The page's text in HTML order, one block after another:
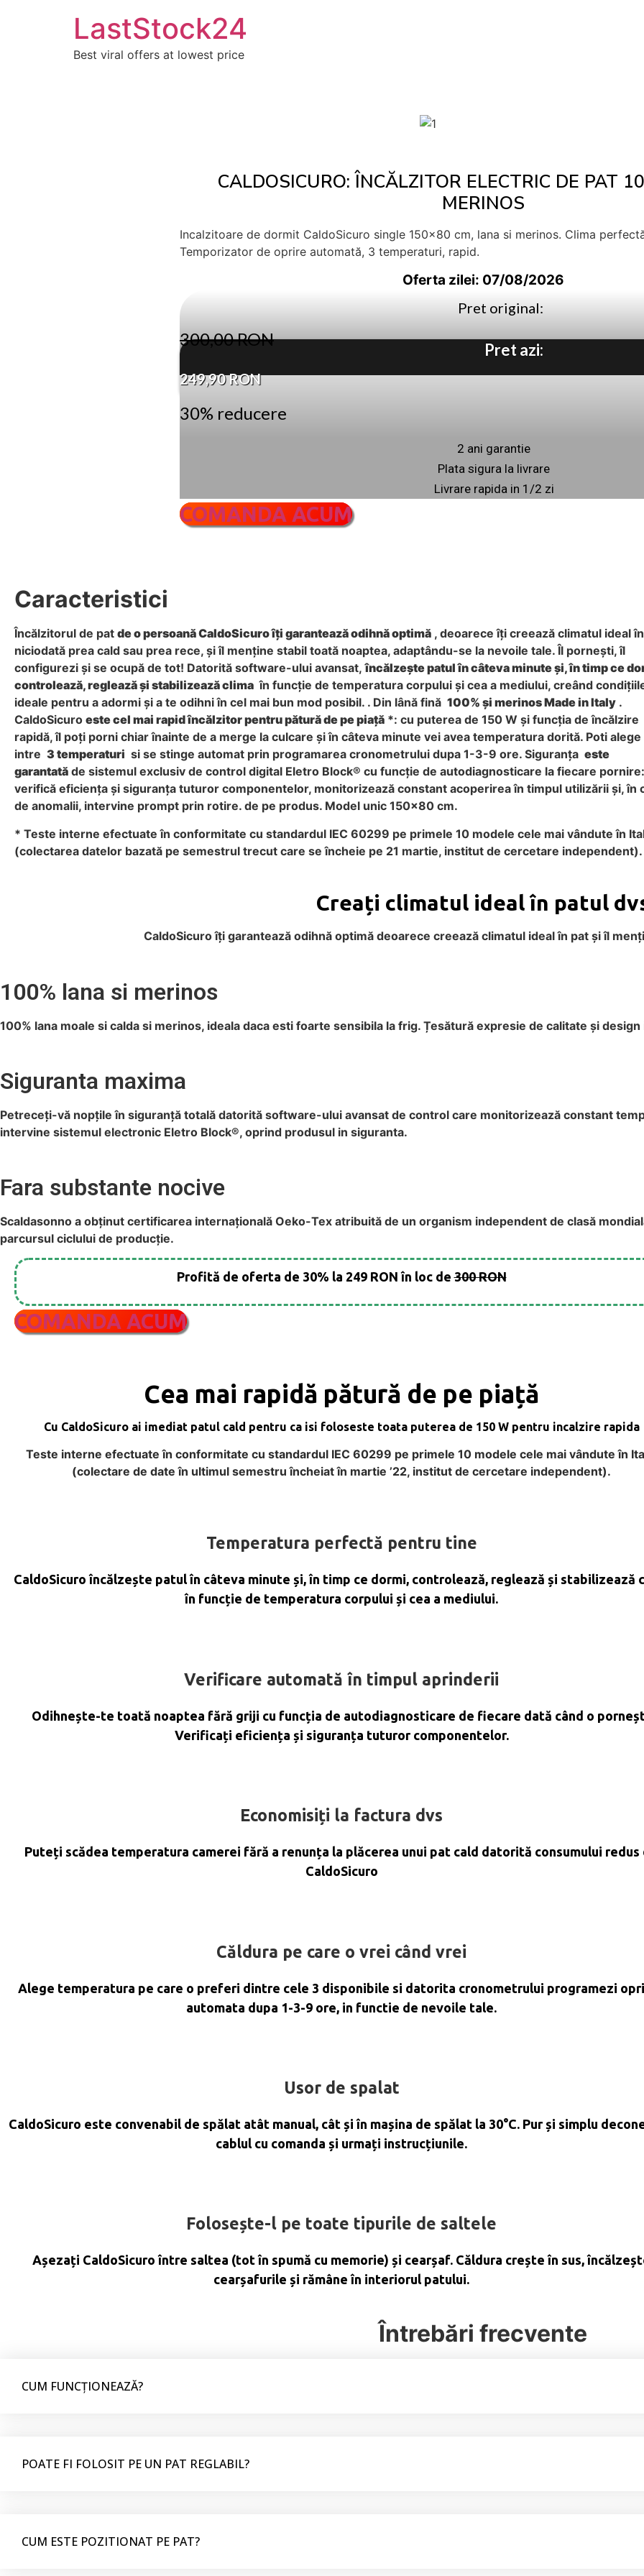
LastStock24
Best viral offers at lowest price
CALDOSICURO: ÎNCĂLZITOR ELECTRIC DE PAT
MERINOS
Incalzitoare de dormit CaldoSicuro single 150×80 cm, lana si merinos. Clima
Temporizator de oprire automată, 3 temperaturi, rapid.
Oferta zilei: 07/08/2026
Pret original:
300,00 RON
Pret azi:
249,90 RON
30% reducere
2 ani garantie
Plata sigura la livrare
Livrare rapida in 1/2 zi
COMANDA ACUM
Caracteristici
Încălzitorul de pat de o persoanăCaldoSicuroîți garantează odihnă optimă , deoarece îți creează climatul ideal
niciodată prea cald sau prea rece, și îl menține stabil toată noaptea, adaptându-se la nevoile tale. Îl pornești, îl
configurezi și se ocupă de tot! Datorită software-ului avansat,încălzește patul în câteva minute și, în timp ce
controlează, reglează și stabilizează clima în funcție de temperatura corpului și cea a mediului, creând
ideale pentru a adormi și a te odihni în cel mai bun mod posibil. . Din lână fină 100% și merinos Made in Italy .
CaldoSicuro este cel mai rapid încălzitor pentru pătură de pe piață *: cu puterea de 150 W și funcția de încălzire
rapidă, îl poți porni chiar înainte de a merge la culcare și în câteva minute vei avea temperatura dorită. Poti alege
intre 3 temperaturi si se stinge automat prin programarea cronometrului dupa 1-3-9 ore. Siguranța este
garantată de sistemul exclusiv de control digital Eletro Block® cu funcție de autodiagnosticare la fiecare pornire:
verifică eficiența și siguranța tuturor componentelor, monitorizează constant acoperirea în timpul utilizării și, în
de anomalii, intervine prompt prin rotire. de pe produs. Model unic 150×80 cm.
* Teste interne efectuate în conformitate cu standardul IEC 60299 pe primele 10 modele cele mai vândute în
(colectarea datelor bazată pe semestrul trecut care se încheie pe 21 martie, institut de cercetare independent).
Creați climatul ideal în patul
CaldoSicuro îți garantează odihnă optimă deoarece creează climatul ideal în pat și îl
100% lana si merinos
100% lana moale si calda si merinos, ideala daca esti foarte sensibila la frig. Țesătură expresie de calitate și design
Siguranta maxima
Petreceți-vă nopțile în siguranță totală datorită software-ului avansat de control care monitorizează constant
intervine sistemul electronic Eletro Block®, oprind produsul in siguranta.
Fara substante nocive
Scaldasonno a obținut certificarea internațională Oeko-Tex atribuită de un organism independent de clasă
parcursul ciclului de producție.
Profită de oferta de 30% la 249 RON în loc de300 RON
COMANDA ACUM
Cea mai rapidă pătură de pe piață
Cu CaldoSicuro ai imediat patul cald pentru ca isi foloseste toata puterea de 150 W pentru incalzire rapida
Teste interne efectuate în conformitate cu standardul IEC 60299 pe primele 10 modele cele mai vândute în
(colectare de date în ultimul semestru încheiat în martie ’22, institut de cercetare independent).
Temperatura perfectă pentru tine
CaldoSicuro încălzește patul în câteva minute și, în timp ce dormi, controlează, reglează și stabilizează
în funcție de temperatura corpului și cea a mediului.
Verificare automată în timpul aprinderii
Odihnește-te toată noaptea fără griji cu funcția de autodiagnosticare de fiecare dată când o
Verificați eficiența și siguranța tuturor componentelor.
Economisiți la factura dvs
Puteți scădea temperatura camerei fără a renunța la plăcerea unui pat cald datorită consumului redus
CaldoSicuro
Căldura pe care o vrei când vrei
Alege temperatura pe care o preferi dintre cele 3 disponibile si datorita cronometrului programezi
automata dupa 1-3-9 ore, in functie de nevoile tale.
Usor de spalat
CaldoSicuro este convenabil de spălat atât manual, cât și în mașina de spălat la 30°C. Pur și simplu
cablul cu comanda și urmați instrucțiunile.
Folosește-l pe toate tipurile de saltele
Așezați CaldoSicuro între saltea (tot în spumă cu memorie) și cearșaf. Căldura crește în sus,
cearșafurile și rămâne în interiorul patului.
Întrebări frecvente
CUM FUNCȚIONEAZĂ?
POATE FI FOLOSIT PE UN PAT REGLABIL?
CUM ESTE POZITIONAT PE PAT?